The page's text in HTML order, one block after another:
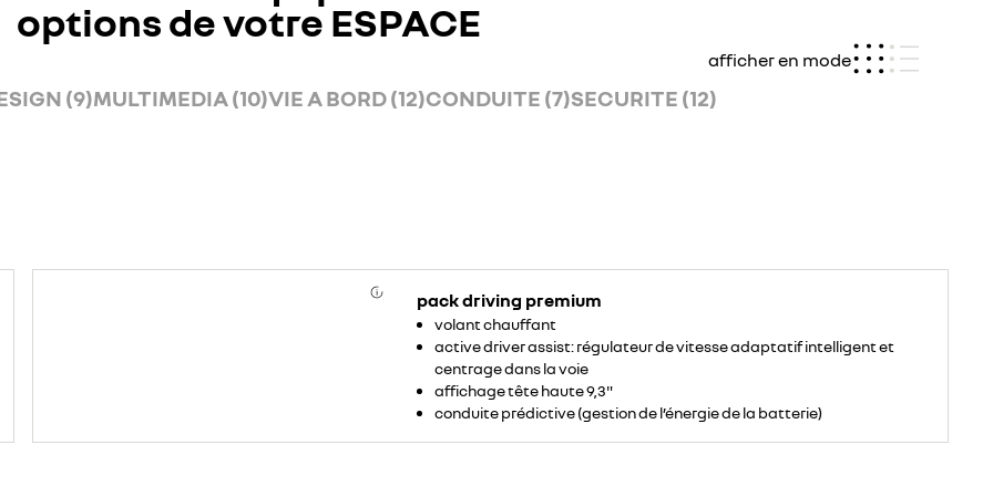
options de votre ESPACE
afficher en mode
(9)MULTIMEDIA (10)VIE A BORD (12)CONDUITE (7)SECURITE (12)
pack driving premium
volant chauffant
active driver assist: régulateur de vitesse adaptatif intelligent et
centrage dans la voie
affichage tête haute 9,3"
conduite prédictive (gestion de l’énergie de la batterie)